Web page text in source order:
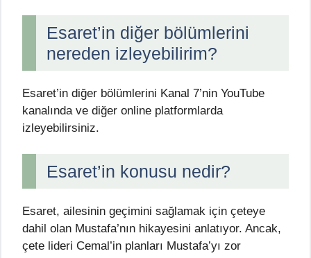
Esaret’in diğer bölümlerini
nereden izleyebilirim?
Esaret’in diğer bölümlerini Kanal 7’nin YouTube
kanalında ve diğer online platformlarda
izleyebilirsiniz.
Esaret’in konusu nedir?
Esaret, ailesinin geçimini sağlamak için çeteye
dahil olan Mustafa’nın hikayesini anlatıyor. Ancak,
çete lideri Cemal’in planları Mustafa’yı zor